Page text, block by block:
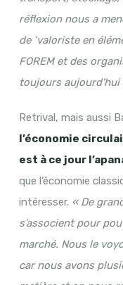
réflexion nous a
de ‘valoriste en
FOREM et des
toujours
Retrival, mais aussi
l’économie
est à ce jour
que l’économie
intéresser. « De
s’associent pour
marché. Nous le
car nous avons